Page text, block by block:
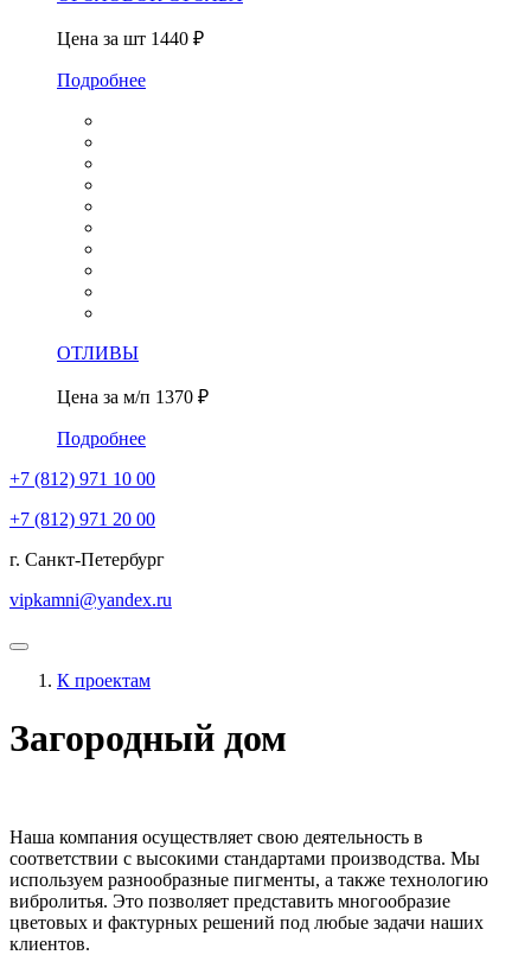
Цена за шт 1440 ₽
Подробнее
ОТЛИВЫ
Цена за м/п 1370 ₽
Подробнее
+7 (812) 971 10 00
+7 (812) 971 20 00
г. Санкт-Петербург
vipkamni@yandex.ru
К проектам
Загородный дом
Наша компания осуществляет свою деятельность в
соответствии с высокими стандартами производства. Мы
используем разнообразные пигменты, а также технологию
вибролитья. Это позволяет представить многообразие
цветовых и фактурных решений под любые задачи наших
клиентов.